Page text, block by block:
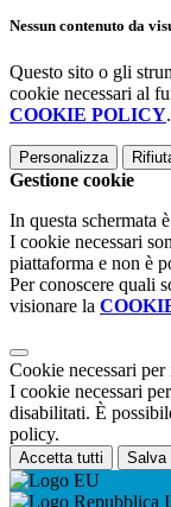
Nessun contenuto da
Questo sito o gli
cookie necessari al
COOKIE POLICY.
Personalizza
Gestione cookie
In questa schermata
I cookie necessari
piattaforma e non è
Per conoscere quali
visionare la
Cookie necessari
I cookie necessari
disabilitati. È
policy.
Accetta tutti Salva